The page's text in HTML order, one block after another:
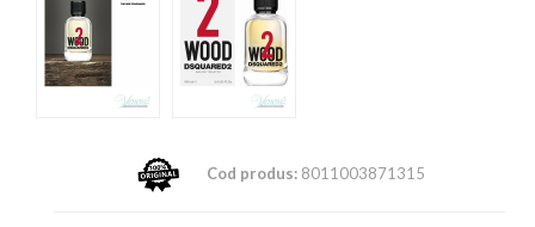
Cod produs:8011003871315